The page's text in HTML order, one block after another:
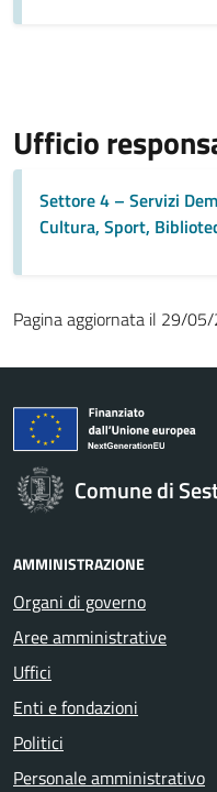
Ufficio
Settore 4 – Servizi
Cultura, Sport,
Pagina aggiornata il 29/
Comune di
AMMINISTRAZIONE
Organi di governo
Aree amministrative
Uffici
Enti e fondazioni
Politici
Personale amministrativo